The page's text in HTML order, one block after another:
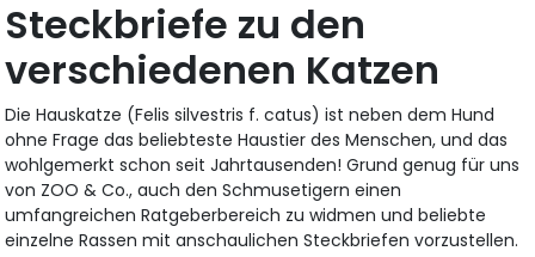
Steckbriefe zu den
verschiedenen Katzen
Die Hauskatze (Felis silvestris f. catus) ist neben dem Hund
ohne Frage das beliebteste Haustier des Menschen, und das
wohlgemerkt schon seit Jahrtausenden! Grund genug für uns
von ZOO & Co., auch den Schmusetigern einen
umfangreichen Ratgeberbereich zu widmen und beliebte
einzelne Rassen mit anschaulichen Steckbriefen vorzustellen.